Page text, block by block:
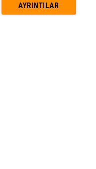
AYRINTILAR